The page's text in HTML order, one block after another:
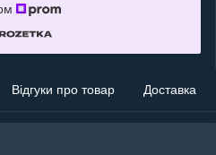
Відгуки про товар Доставка